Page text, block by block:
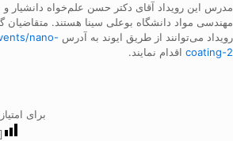
مدرس این رویداد آقای دکتر حسن علم‌خواه دانشیار
مهندسی مواد دانشگاه بوعلی سینا هستند.
رویداد می‌توانند از طریق ایوند به آدرس nano-
coating-2 اقدام نمایند.
برای